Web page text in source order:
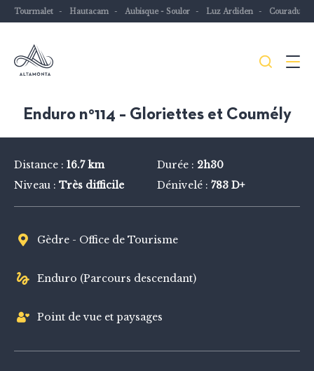
Tourmalet Hautacam Aubisque - Soulor Luz Ardiden
Les
à
vélo
ou
VTT
Menu
Enduro n°114 – Gloriettes et Coumély
Distance : 16.7 km Durée : 2h30
Niveau : Très difficile Dénivelé : 783 D+
Gèdre - Office de Tourisme
Enduro (Parcours descendant)
Point de vue et paysages